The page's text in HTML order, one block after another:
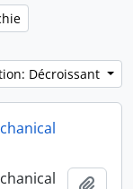
Décroissant